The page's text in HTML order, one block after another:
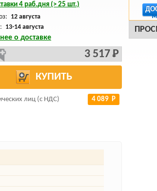
4 раб.дня (> 25 шт.)
12 августа
13-14 августа
о доставке
3 517 Р
КУПИТЬ
лиц (с НДС) 4 089 Р